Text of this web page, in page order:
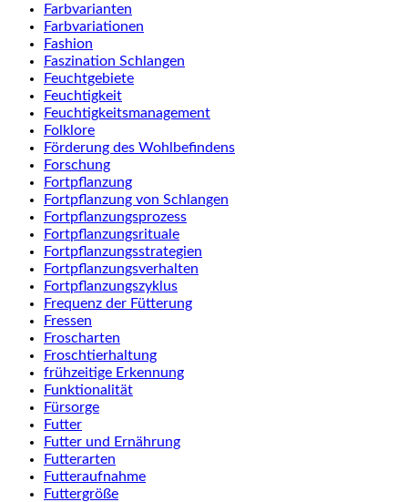
Farbvarianten
Farbvariationen
Fashion
Faszination Schlangen
Feuchtgebiete
Feuchtigkeit
Feuchtigkeitsmanagement
Folklore
Förderung des Wohlbefindens
Forschung
Fortpflanzung
Fortpflanzung von Schlangen
Fortpflanzungsprozess
Fortpflanzungsrituale
Fortpflanzungsstrategien
Fortpflanzungsverhalten
Fortpflanzungszyklus
Frequenz der Fütterung
Fressen
Froscharten
Froschtierhaltung
frühzeitige Erkennung
Funktionalität
Fürsorge
Futter
Futter und Ernährung
Futterarten
Futteraufnahme
Futtergröße